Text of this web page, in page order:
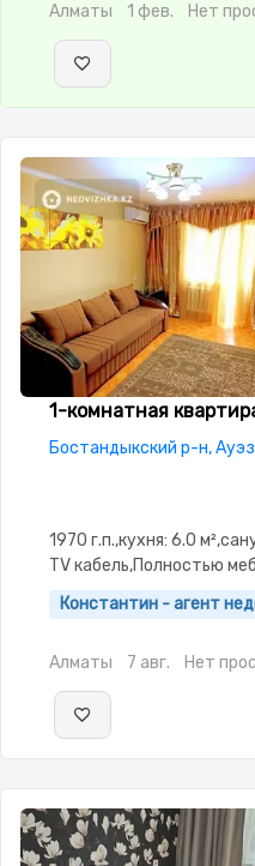
автомат,Кабельное
Алматы 1 фев. Нет
1-комнатная
Бостандыкский р-н,
1970 г.п.,кухня: 6.0
TV кабель,Полностью
Рядом охраняемая
окна,Новая
Константин - агент
Алматы 7 авг. Нет